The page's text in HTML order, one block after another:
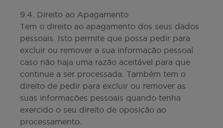
9.4. Direito ao Apagamento
Tem o direito ao apagamento dos seus dados
pessoais. Isto permite que possa pedir para
excluir ou remover a sua informação pessoal
caso não haja uma razão aceitável para que
continue a ser processada. Também tem o
direito de pedir para excluir ou remover as
suas informações pessoais quando tenha
exercido o seu direito de oposição ao
processamento.